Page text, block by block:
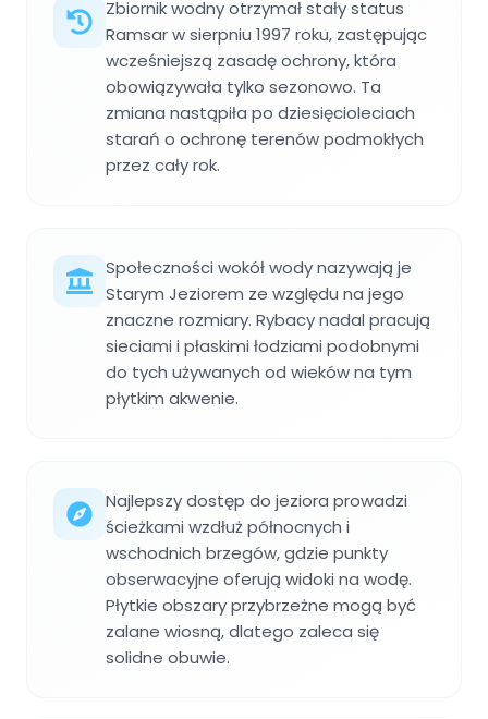
Zbiornik wodny otrzymał stały status
Ramsar w sierpniu 1997 roku, zastępując
wcześniejszą zasadę ochrony, która
obowiązywała tylko sezonowo. Ta
zmiana nastąpiła po dziesięcioleciach
starań o ochronę terenów podmokłych
przez cały rok.
Społeczności wokół wody nazywają je
Starym Jeziorem ze względu na jego
znaczne rozmiary. Rybacy nadal pracują
sieciami i płaskimi łodziami podobnymi
do tych używanych od wieków na tym
płytkim akwenie.
Najlepszy dostęp do jeziora prowadzi
ścieżkami wzdłuż północnych i
wschodnich brzegów, gdzie punkty
obserwacyjne oferują widoki na wodę.
Płytkie obszary przybrzeżne mogą być
zalane wiosną, dlatego zaleca się
solidne obuwie.